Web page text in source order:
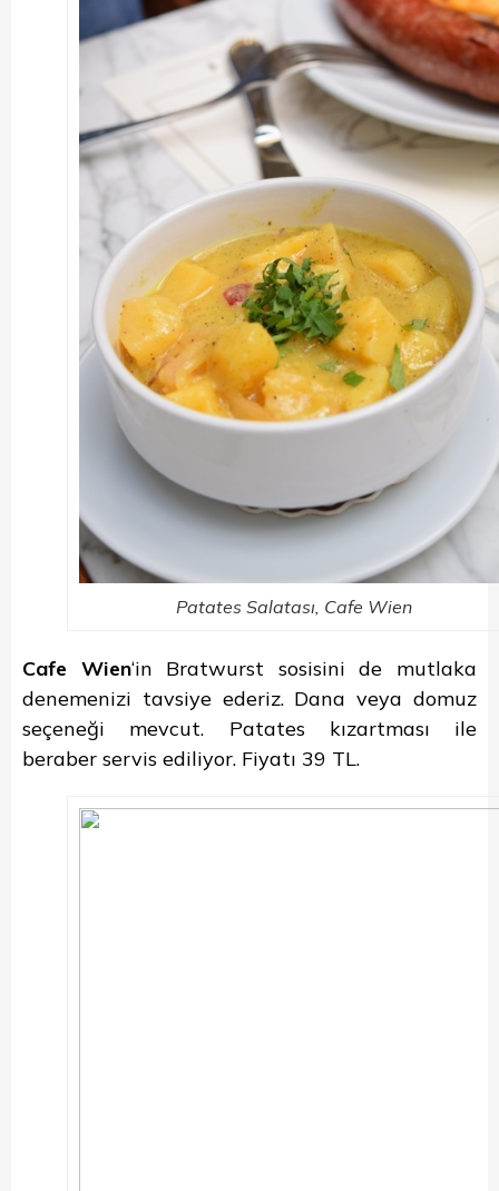
Patates Salatası, Cafe Wien
Cafe Wien‘in Bratwurst sosisini de mutlaka
denemenizi tavsiye ederiz. Dana veya domuz
seçeneği mevcut. Patates kızartması ile
beraber servis ediliyor. Fiyatı 39 TL.